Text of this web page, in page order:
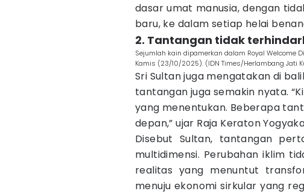
dasar umat manusia, dengan
baru, ke dalam setiap helai
2. Tantangan tidak
Sejumlah kain dipamerkan dalam Royal Welcome
Kamis (23/10/2025). (IDN Times/Herlambang Jati
Sri Sultan juga mengatakan di
tantangan juga semakin nyata.
yang menentukan. Beberapa
depan,” ujar Raja Keraton
Disebut Sultan, tantangan
multidimensi. Perubahan iklim
realitas yang menuntut
menuju ekonomi sirkular yang